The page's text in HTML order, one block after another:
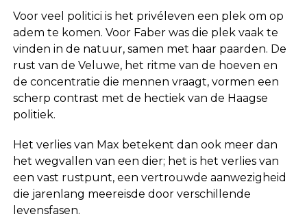
Voor veel politici is het privéleven een plek om op
adem te komen. Voor Faber was die plek vaak te
vinden in de natuur, samen met haar paarden. De
rust van de Veluwe, het ritme van de hoeven en
de concentratie die mennen vraagt, vormen een
scherp contrast met de hectiek van de Haagse
politiek.
Het verlies van Max betekent dan ook meer dan
het wegvallen van een dier; het is het verlies van
een vast rustpunt, een vertrouwde aanwezigheid
die jarenlang meereisde door verschillende
levensfasen.